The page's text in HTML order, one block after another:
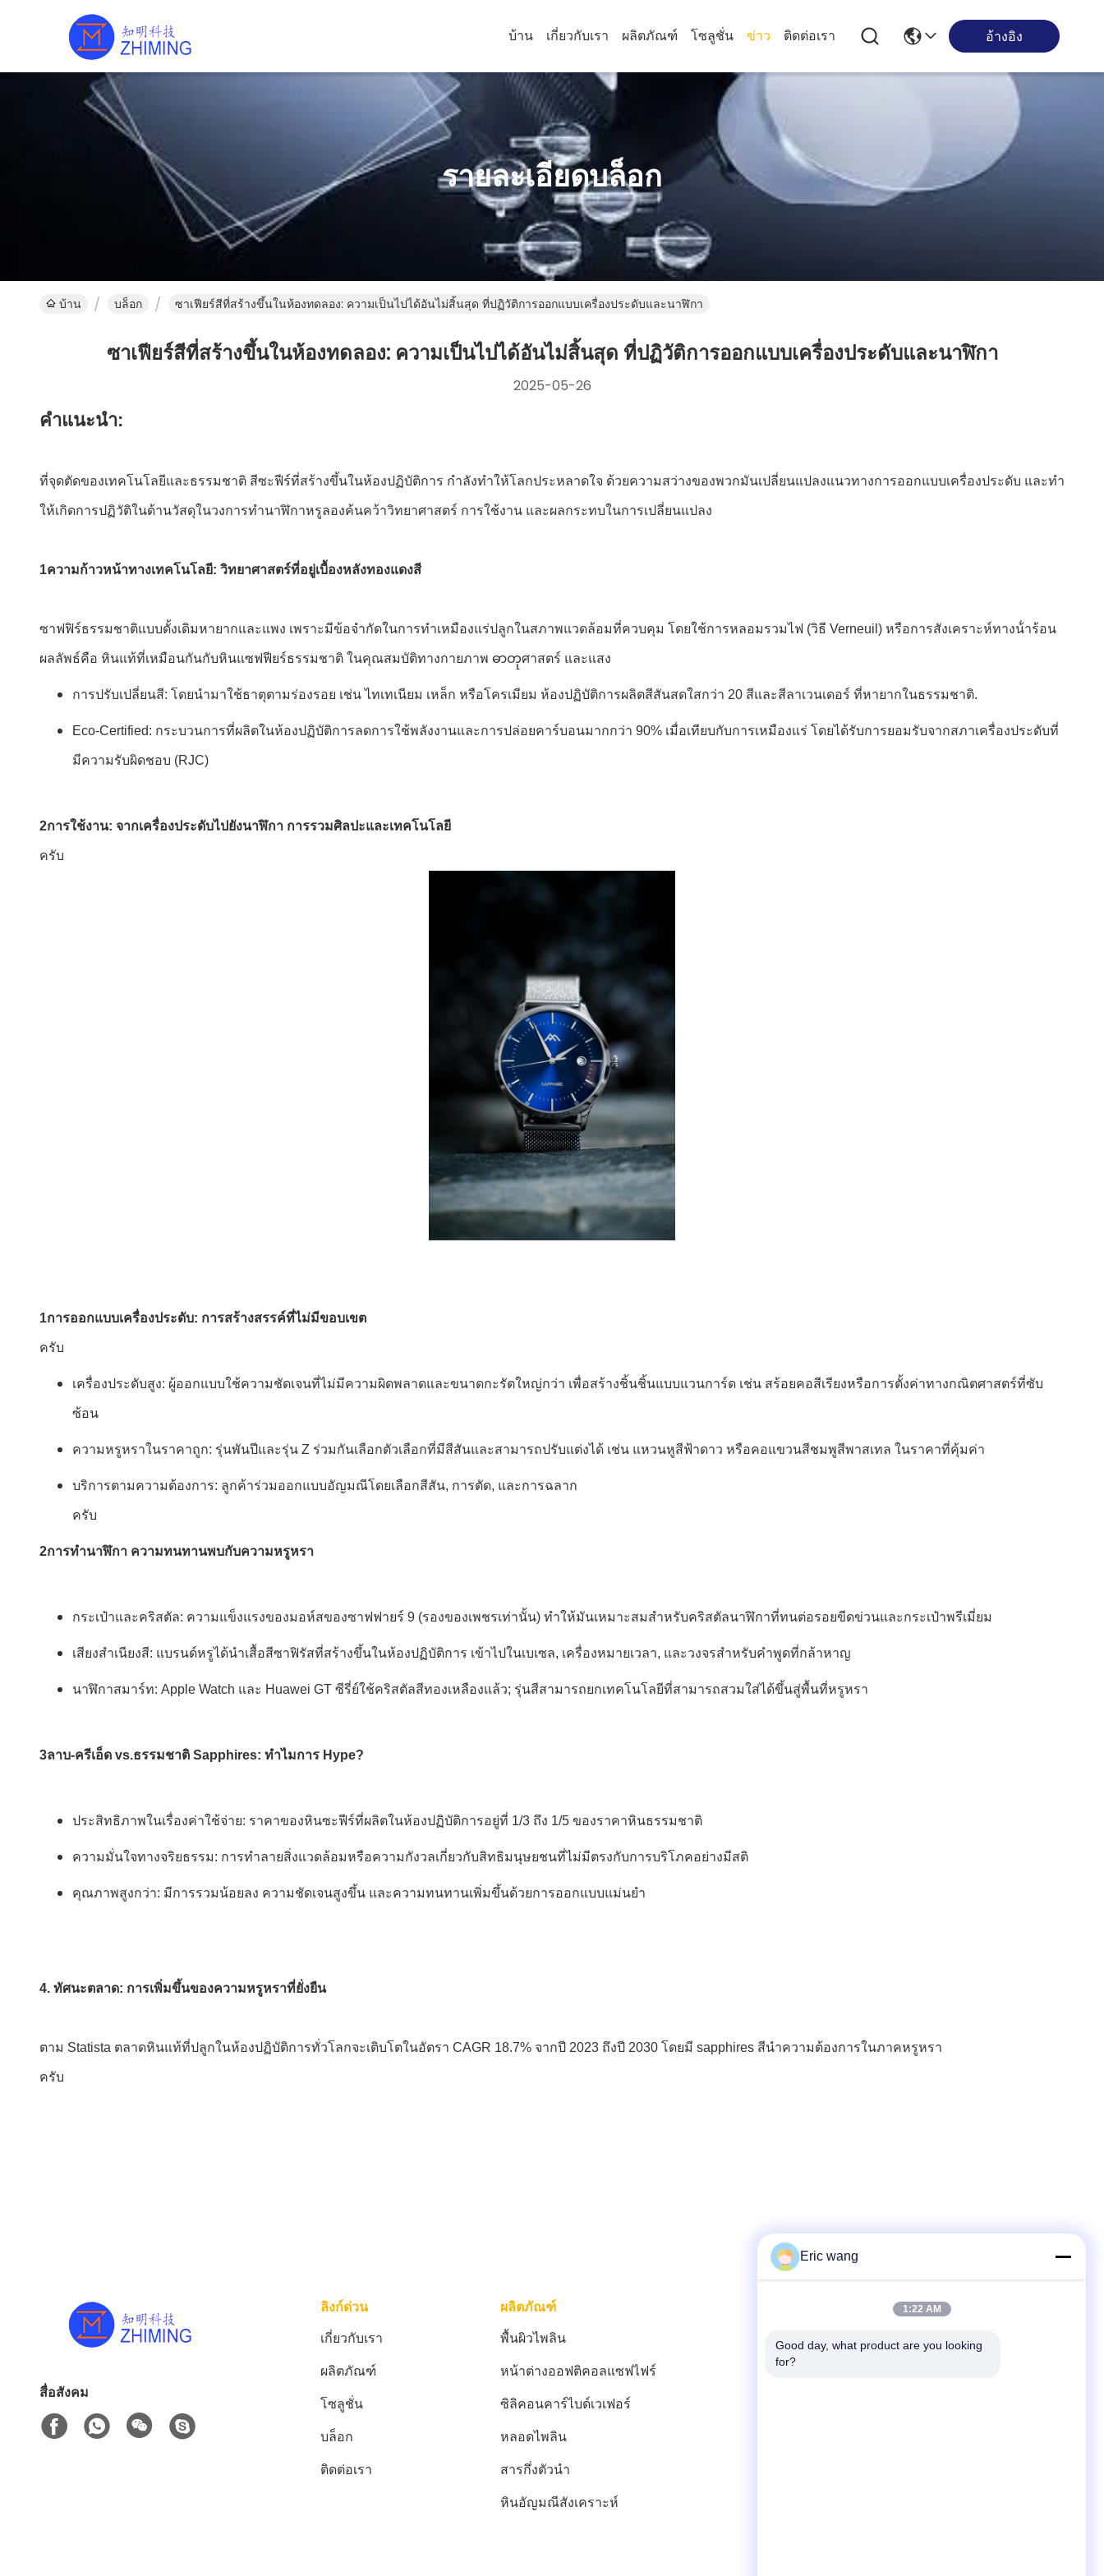
บ้าน เกี่ยวกับเรา ผลิตภัณฑ์ โซลูชั่น ข่าว ติดต่อเรา อ้างอิง
รายละเอียดบล็อก
บ้าน บล็อก ซาเฟียร์สีที่สร้างขึ้นในห้องทดลอง: ความเป็นไปได้อันไม่สิ้นสุด ที่ปฏิวัติการออกแบบเครื่องประดับและนาฬิกา
ซาเฟียร์สีที่สร้างขึ้นในห้องทดลอง: ความเป็นไปได้อันไม่สิ้นสุด ที่ปฏิวัติการออกแบบเครื่องประดับและนาฬิกา
2025-05-26
คําแนะนํา:
ที่จุดตัดของเทคโนโลยีและธรรมชาติ สีซะฟีร์ที่สร้างขึ้นในห้องปฏิบัติการ กําลังทําให้โลกประหลาดใจ ด้วยความสว่างของพวกมันเปลี่ยนแปลงแนวทางการออกแบบเครื่องประดับ และทํา
ให้เกิดการปฏิวัติในด้านวัสดุในวงการทํานาฬิกาหรูลองค้นคว้าวิทยาศาสตร์ การใช้งาน และผลกระทบในการเปลี่ยนแปลง
1ความก้าวหน้าทางเทคโนโลยี: วิทยาศาสตร์ที่อยู่เบื้องหลังทองแดงสี
ซาฟฟิร์ธรรมชาติแบบดั้งเดิมหายากและแพง เพราะมีข้อจํากัดในการทําเหมืองแร่ปลูกในสภาพแวดล้อมที่ควบคุม โดยใช้การหลอมรวมไฟ (วิธี Verneuil) หรือการสังเคราะห์ทางน้ําร้อน
ผลลัพธ์คือ หินแท้ที่เหมือนกันกับหินแซฟฟียร์ธรรมชาติ ในคุณสมบัติทางกายภาพ ဓာတုศาสตร์ และแสง
การปรับเปลี่ยนสี: โดยนํามาใช้ธาตุตามร่องรอย เช่น ไทเทเนียม เหล็ก หรือโครเมียม ห้องปฏิบัติการผลิตสีสันสดใสกว่า 20 สีและสีลาเวนเดอร์ ที่หายากในธรรมชาติ.
Eco-Certified: กระบวนการที่ผลิตในห้องปฏิบัติการลดการใช้พลังงานและการปล่อยคาร์บอนมากกว่า 90% เมื่อเทียบกับการเหมืองแร่ โดยได้รับการยอมรับจากสภาเครื่องประดับที่
มีความรับผิดชอบ (RJC)
2การใช้งาน: จากเครื่องประดับไปยังนาฬิกา การรวมศิลปะและเทคโนโลยี
ครับ
1การออกแบบเครื่องประดับ: การสร้างสรรค์ที่ไม่มีขอบเขต
ครับ
เครื่องประดับสูง: ผู้ออกแบบใช้ความชัดเจนที่ไม่มีความผิดพลาดและขนาดกะรัตใหญ่กว่า เพื่อสร้างชิ้นชิ้นแบบแวนการ์ด เช่น สร้อยคอสีเรียงหรือการตั้งค่าทางกณิตศาสตร์ที่ซับ
ซ้อน
ความหรูหราในราคาถูก: รุ่นพันปีและรุ่น Z ร่วมกันเลือกตัวเลือกที่มีสีสันและสามารถปรับแต่งได้ เช่น แหวนหูสีฟ้าดาว หรือคอแขวนสีชมพูสีพาสเทล ในราคาที่คุ้มค่า
บริการตามความต้องการ: ลูกค้าร่วมออกแบบอัญมณีโดยเลือกสีสัน, การตัด, และการฉลาก
ครับ
2การทํานาฬิกา ความทนทานพบกับความหรูหรา
กระเป๋าและคริสตัล: ความแข็งแรงของมอห์สของซาฟฟายร์ 9 (รองของเพชรเท่านั้น) ทําให้มันเหมาะสมสําหรับคริสตัลนาฬิกาที่ทนต่อรอยขีดข่วนและกระเป๋าพรีเมี่ยม
เสียงสําเนียงสี: แบรนด์หรูได้นําเสื้อสีซาฟิรัสที่สร้างขึ้นในห้องปฏิบัติการ เข้าไปในเบเซล, เครื่องหมายเวลา, และวงจรสําหรับคําพูดที่กล้าหาญ
นาฬิกาสมาร์ท: Apple Watch และ Huawei GT ซีรี่ย์ใช้คริสตัลสีทองเหลืองแล้ว; รุ่นสีสามารถยกเทคโนโลยีที่สามารถสวมใส่ได้ขึ้นสู่พื้นที่หรูหรา
3ลาบ-ครีเอ็ด vs.ธรรมชาติ Sapphires: ทําไมการ Hype?
ประสิทธิภาพในเรื่องค่าใช้จ่าย: ราคาของหินซะฟีร์ที่ผลิตในห้องปฏิบัติการอยู่ที่ 1/3 ถึง 1/5 ของราคาหินธรรมชาติ
ความมั่นใจทางจริยธรรม: การทําลายสิ่งแวดล้อมหรือความกังวลเกี่ยวกับสิทธิมนุษยชนที่ไม่มีตรงกับการบริโภคอย่างมีสติ
คุณภาพสูงกว่า: มีการรวมน้อยลง ความชัดเจนสูงขึ้น และความทนทานเพิ่มขึ้นด้วยการออกแบบแม่นยํา
4. ทัศนะตลาด: การเพิ่มขึ้นของความหรูหราที่ยั่งยืน
ตาม Statista ตลาดหินแท้ที่ปลูกในห้องปฏิบัติการทั่วโลกจะเติบโตในอัตรา CAGR 18.7% จากปี 2023 ถึงปี 2030 โดยมี sapphires สีนําความต้องการในภาคหรูหรา
ครับ
สื่อสังคม
ลิงก์ด่วน
เกี่ยวกับเรา
ผลิตภัณฑ์
โซลูชั่น
บล็อก
ติดต่อเรา
ผลิตภัณฑ์
พื้นผิวไพลิน
หน้าต่างออฟติคอลแซฟไฟร์
ซิลิคอนคาร์ไบด์เวเฟอร์
หลอดไพลิน
สารกึ่งตัวนำ
หินอัญมณีสังเคราะห์
โทร
Eric wang
1:22 AM
Good day, what product are you looking
for?